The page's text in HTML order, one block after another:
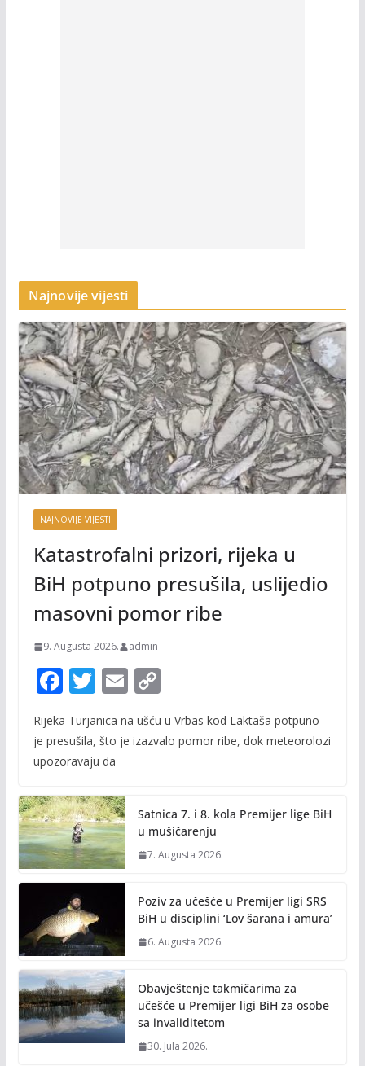
Najnovije vijesti
NAJNOVIJE VIJESTI
Katastrofalni prizori, rijeka u
BiH potpuno presušila, uslijedio
masovni pomor ribe
9. Augusta 2026. admin
F
e
b
o
k
T
itt
er
E
m
ai
C
p
n
k
Rijeka Turjanica na ušću u Vrbas kod Laktaša potpuno
je presušila, što je izazvalo pomor ribe, dok meteorolozi
upozoravaju da
Satnica 7. i 8. kola Premijer lige BiH
u mušičarenju
7. Augusta 2026.
Poziv za učešće u Premijer ligi SRS
BiH u disciplini ‘Lov šarana i amura’
6. Augusta 2026.
Obavještenje takmičarima za
učešće u Premijer ligi BiH za osobe
sa invaliditetom
30. Jula 2026.